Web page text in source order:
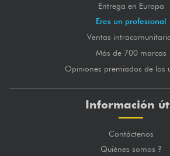
Entrega en Europa
Eres un profesional
Ventas
Más de 700 marcas
Opiniones premiados de los
Información
Contáctenos
Quiénes somos ?